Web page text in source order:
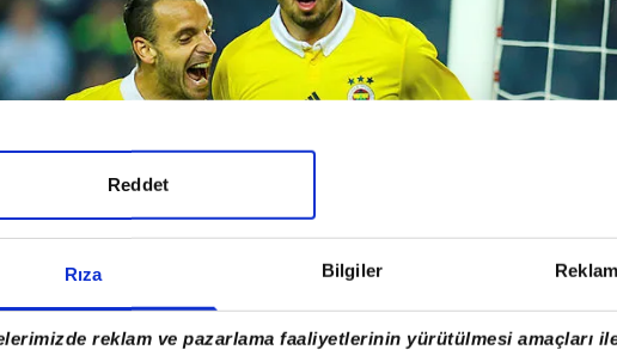
Rıza Bilgiler
reklam ve pazarlama faaliyetlerinin yürütülmesi amaçları
Reddet